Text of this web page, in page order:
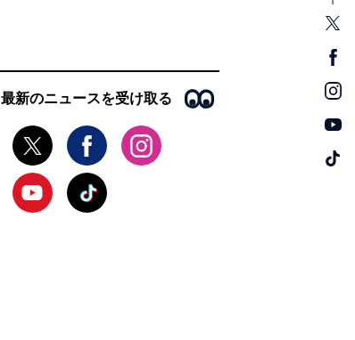
最新のニュースを受け取る